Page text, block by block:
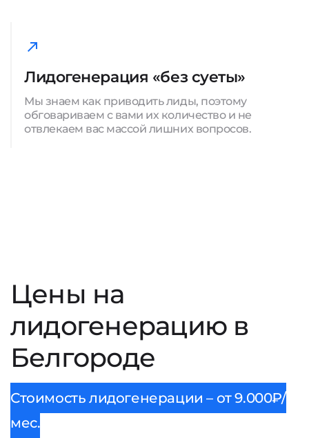
Лидогенерация «без суеты»
Мы знаем как приводить лиды, поэтому
обговариваем с вами их количество и не
отвлекаем вас массой лишних вопросов.
Цены на
лидогенерацию в
Белгороде
Стоимость лидогенерации – от 9.000₽/
мес.